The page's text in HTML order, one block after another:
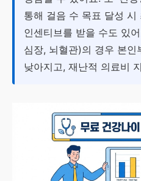
통해 걸음 수 목표 달성 시
인센티브를 받을 수도 있
심장, 뇌혈관)의 경우 본인
낮아지고, 재난적 의료비